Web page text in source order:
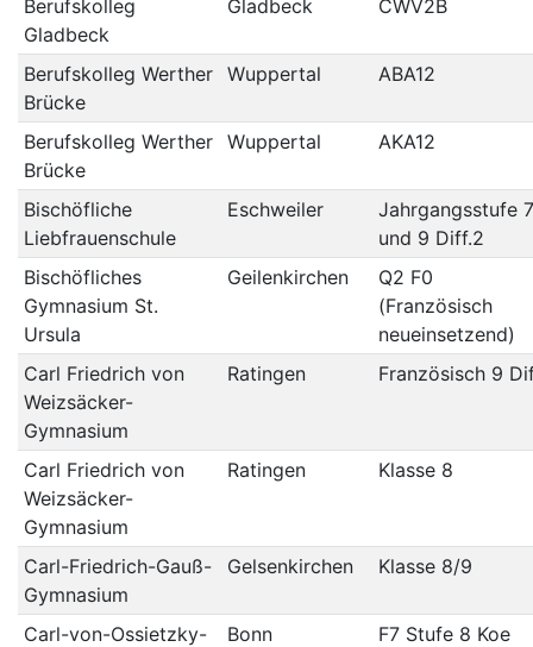
Berufskolleg
Gladbeck
Gladbeck CWV2B
Berufskolleg Werther
Brücke
Wuppertal ABA12
Berufskolleg Werther
Brücke
Wuppertal AKA12
Bischöfliche
Liebfrauenschule
Eschweiler
Jahrgangsstufe 7
und 9 Diff.2
Bischöfliches
Gymnasium St.
Ursula
Geilenkirchen
Q2 F0
(Französisch
neueinsetzend)
Carl Friedrich von
Weizsäcker-
Gymnasium
Ratingen Französisch 9
Carl Friedrich von
Weizsäcker-
Gymnasium
Ratingen Klasse 8
Carl-Friedrich-Gauß-
Gymnasium
Gelsenkirchen Klasse 8/9
Carl-von-Ossietzky-
Bonn F7 Stufe 8 Koe